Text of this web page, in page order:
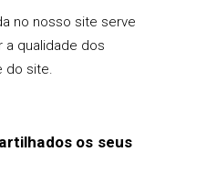
no nosso site serve
a qualidade dos
do site.
os seus